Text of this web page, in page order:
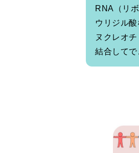
RNA（リ
ウリジル
ヌクレオ
結合してで